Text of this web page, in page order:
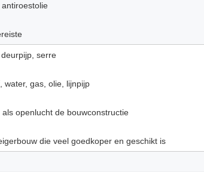
serre
water, gas, olie, lijnpijp
openlucht de bouwconstructie
die veel goedkoper en geschikt is